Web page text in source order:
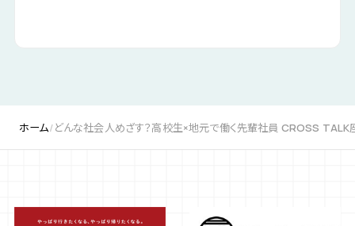
ホーム どんな社会人めざす？高校生×地元で働く先輩社員 CROSS TALK